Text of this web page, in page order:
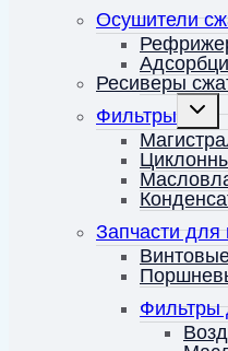
Осушители
Ресиверы
Фильтры
меню
Запчасти для
Фильтры